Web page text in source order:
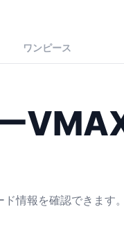
ワンピース
情報を確認できます。